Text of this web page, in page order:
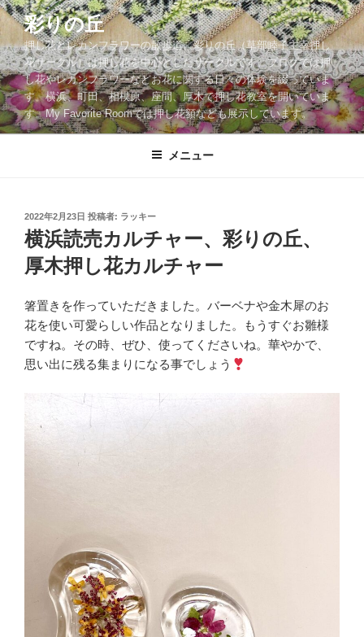
コ
ン
テ
ン
ツ
へ
ス
彩りの丘
押し花とレカンフラワーの散歩道。彩りの丘（草部睦子主宰押し
花サークル）は押し花を中心としたサークルです。ブログでは押
し花やレカンフラワーなどお花に関する日々の体験を綴っていま
す。横浜、町田、相模原、座間、厚木で押し花教室を開いていま
す。My Favorite Roomでは押し花額なども展示しています。
メニュー
投
稿
日:
2022年2月23日 投稿者: ラッキー
横浜読売カルチャー、彩りの丘、
厚木押し花カルチャー
箸置きを作っていただきました。バーベナや金木犀のお
花を使い可愛らしい作品となりました。もうすぐお雛様
ですね。その時、ぜひ、使ってくださいね。華やかで、
思い出に残る集まりになる事でしょう